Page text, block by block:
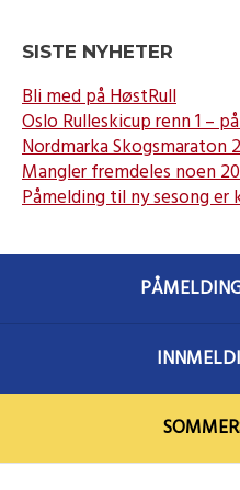
SISTE NYHETER
Bli med på HøstRull
Oslo Rulleskicup renn 1 –
Nordmarka Skogsmaraton
Mangler fremdeles noen
Påmelding til ny sesong er